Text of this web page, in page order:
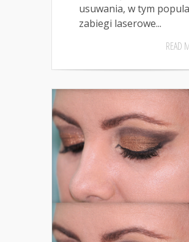
usuwania, w tym
zabiegi laserowe...
READ